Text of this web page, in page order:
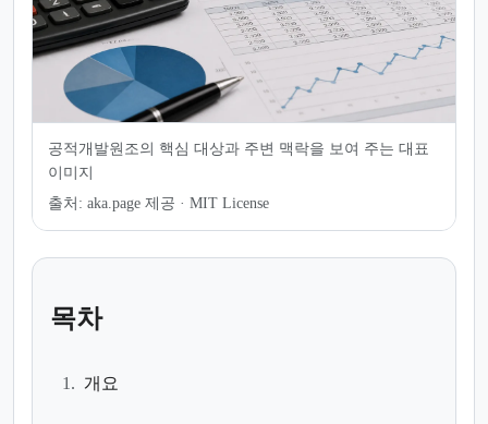
공적개발원조의 핵심 대상과 주변 맥락을 보여 주는 대표
이미지
출처: aka.page 제공 · MIT License
목차
1. 개요